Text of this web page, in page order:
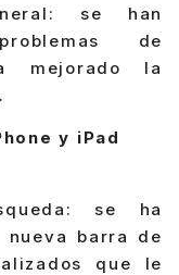
se han
de
mejorado la
y iPad
se ha
barra de
que le